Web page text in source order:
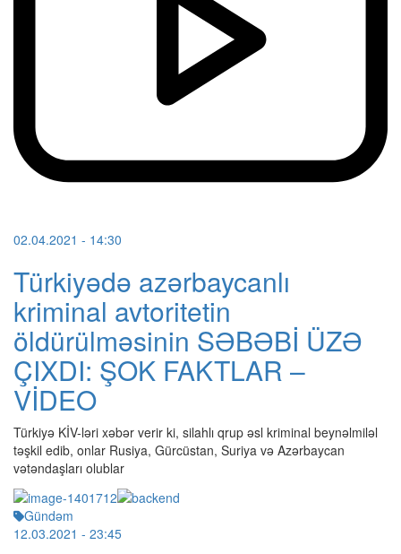
02.04.2021 - 14:30
Türkiyədə azərbaycanlı
kriminal avtoritetin
öldürülməsinin SƏBƏBİ ÜZƏ
ÇIXDI: ŞOK FAKTLAR –
VİDEO
Türkiyə KİV-ləri xəbər verir ki, silahlı qrup əsl kriminal beynəlmiləl
təşkil edib, onlar Rusiya, Gürcüstan, Suriya və Azərbaycan
vətəndaşları olublar
Gündəm
12.03.2021 - 23:45